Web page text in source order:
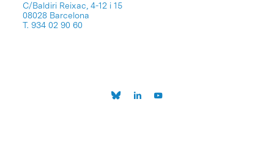
C/Baldiri Reixac, 4-12 i 15
08028 Barcelona
T. 934 02 90 60